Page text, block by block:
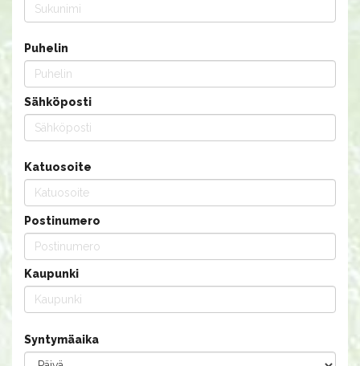
Puhelin
Sähköposti
Katuosoite
Postinumero
Kaupunki
Syntymäaika